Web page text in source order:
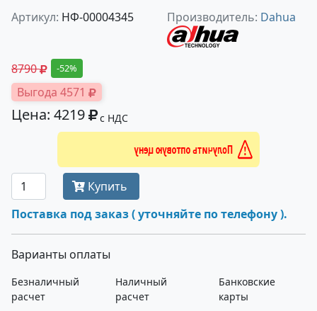
Артикул: НФ-00004345 Производитель: Dahua
8790 -52%
Выгода 4571
Цена: 4219 с НДС
Получить оптовую цену
Купить
Поставка под заказ ( уточняйте по телефону ).
Варианты оплаты
Безналичный
расчет
Наличный
расчет
Банковские
карты